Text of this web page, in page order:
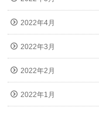
2022年4月
2022年3月
2022年2月
2022年1月